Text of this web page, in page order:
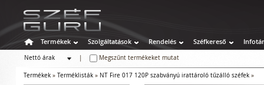
Termékek Szolgáltatások Rendelés Széfkereső Infotár
Nettó árak
Megszűnt termékeket mutat
Termékek » Terméklisták » NT Fire 017 120P szabványú irattároló tűzálló széfek »